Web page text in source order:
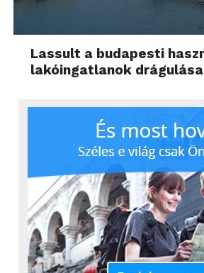
Lassult a budapesti
lakóingatlanok drágulása